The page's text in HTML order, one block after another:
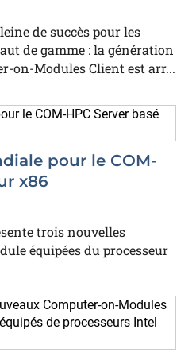
de succès pour les
de gamme : la génération
on-Modules Client est arr...
pour le COM-
x86
trois nouvelles
équipées du processeur